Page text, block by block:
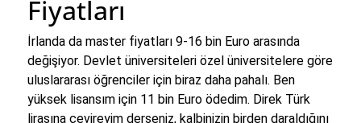
Fiyatları
İrlanda da master fiyatları 9-16 bin Euro arasında
değişiyor. Devlet üniversiteleri özel üniversitelere göre
uluslararası öğrenciler için biraz daha pahalı. Ben
yüksek lisansım için 11 bin Euro ödedim. Direk Türk
lirasına çevireyim derseniz, kalbinizin birden daraldığını